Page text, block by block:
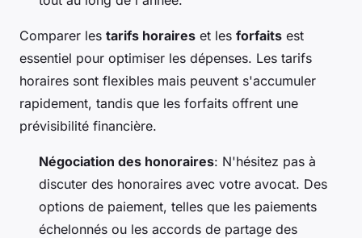
Comparer les tarifs horaires et les forfaits est
essentiel pour optimiser les dépenses. Les tarifs
horaires sont flexibles mais peuvent s'accumuler
rapidement, tandis que les forfaits offrent une
prévisibilité financière.
Négociation des honoraires: N'hésitez pas à
discuter des honoraires avec votre avocat. Des
options de paiement, telles que les paiements
échelonnés ou les accords de partage des